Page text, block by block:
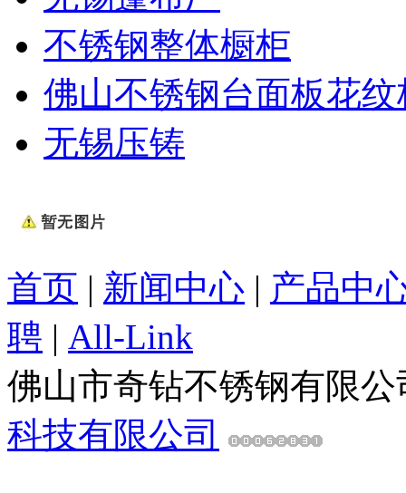
不锈钢整体橱柜
佛山不锈钢台面板花纹
无锡压铸
首页 | 新闻中心 | 产品中
聘 | All-Link
佛山市奇钻不锈钢有限公
科技有限公司